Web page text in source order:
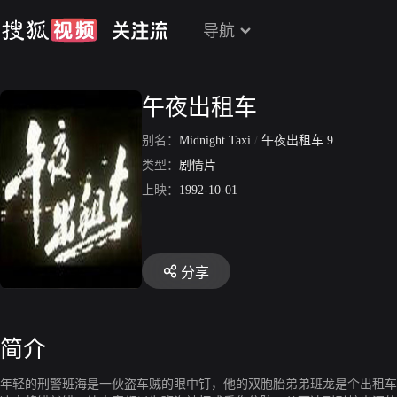
导航
午夜出租车
别名： Midnight Taxi / 午夜出租车 92 大陆版
类型： 剧情片
上映： 1992-10-01
分享
简介
年轻的刑警班海是一伙盗车贼的眼中钉，他的双胞胎弟弟班龙是个出租